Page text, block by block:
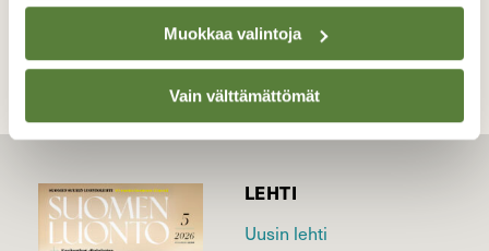
Muokkaa valintoja
Vain välttämättömät
LEHTI
Uusin lehti